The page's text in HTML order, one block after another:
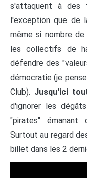
s'attaquent à des
l'exception que de
même si nombre
les collectifs de
défendre des
démocratie (je
Club). Jusqu'ici
d'ignorer les
"pirates" émanant
Surtout au regard
billet dans les 2